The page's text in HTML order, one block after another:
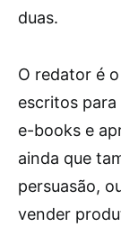
duas.
O redator é
escritos
e-books e
ainda que
persuasão,
vender